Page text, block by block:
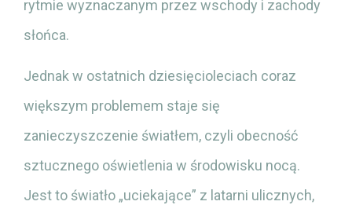
rytmie wyznaczanym przez wschody i zachody
słońca.
Jednak w ostatnich dziesięcioleciach coraz
większym problemem staje się
zanieczyszczenie światłem, czyli obecność
sztucznego oświetlenia w środowisku nocą.
Jest to światło „uciekające” z latarni ulicznych,